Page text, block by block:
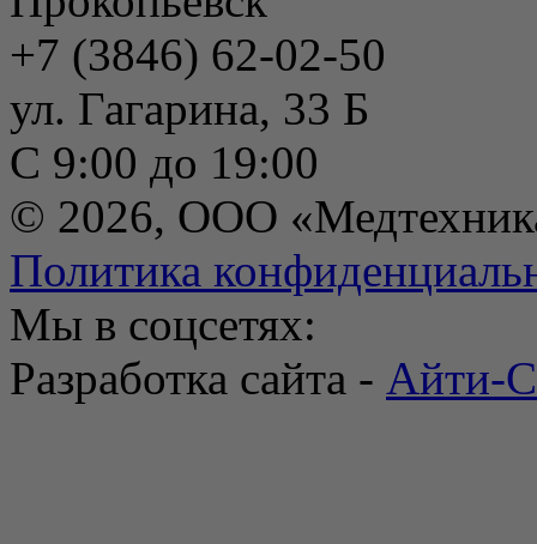
+7 (3846) 62-02-50
ул. Гагарина, 33 Б
С 9:00 до 19:00
© 2026, ООО
Политика
Мы в соцсетях:
Разработка сайта - Айти-